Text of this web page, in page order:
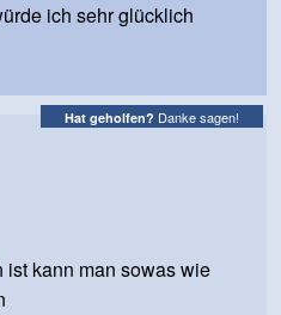
ich sehr glücklich
Hat geholfen? Danke sagen!
kann man sowas wie